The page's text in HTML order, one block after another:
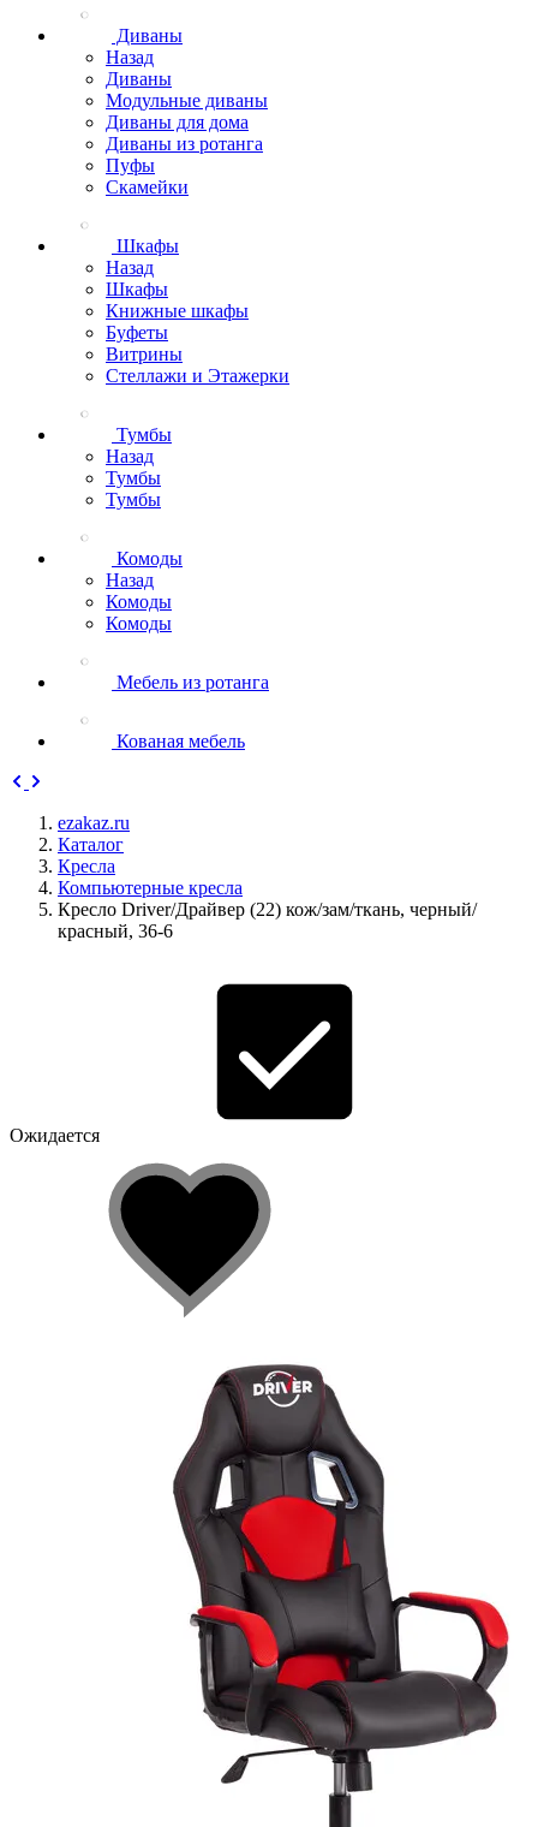
Диваны
Назад
Диваны
Модульные диваны
Диваны для дома
Диваны из ротанга
Пуфы
Скамейки
Шкафы
Назад
Шкафы
Книжные шкафы
Буфеты
Витрины
Стеллажи и Этажерки
Тумбы
Назад
Тумбы
Тумбы
Комоды
Назад
Комоды
Комоды
Мебель из ротанга
Кованая мебель
ezakaz.ru
Каталог
Кресла
Компьютерные кресла
Кресло Driver/Драйвер (22) кож/зам/ткань, черный/
красный, 36-6
Ожидается